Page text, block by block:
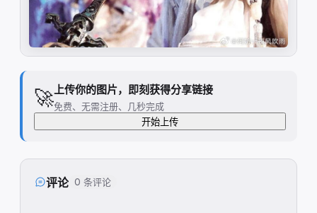
🚀上传你的图片，即刻获得分享链接
免费、无需注册、几秒完成
开始上传
评论 0 条评论